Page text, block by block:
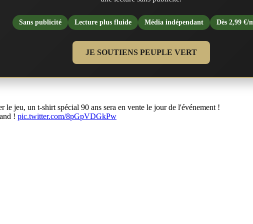
Sans publicité Lecture plus fluide Média indépendant Dès 2,99 €/
JE SOUTIENS PEUPLE VERT
le jeu, un t-shirt spécial 90 ans sera en vente le jour de l'événement !
! pic.twitter.com/8pGpVDGkPw